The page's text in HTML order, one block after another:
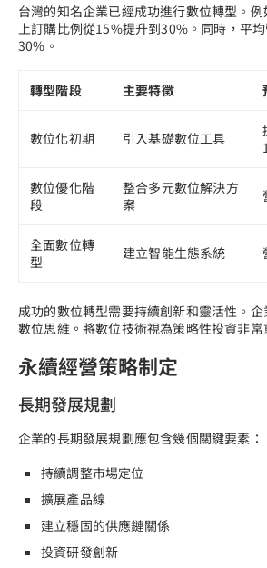
台灣的知名企業已經成功進行數位轉型。
上訂購比例從15%提升到30%。同時，平
30%。
轉型階段 主要特徵
數位化初期 引入基礎數位工具
數位優化階
段
整合多元數位解決方
案
全面數位轉
型
建立智能生態系統
成功的數位轉型需要持續創新和靈活性。
數位思維。將數位技術視為策略性投資非常
永續經營策略制定
長期發展規劃
企業的長期發展規劃應包含幾個關鍵要素：
持續調整市場定位
擴展產品線
建立穩固的供應鏈關係
投資研發創新